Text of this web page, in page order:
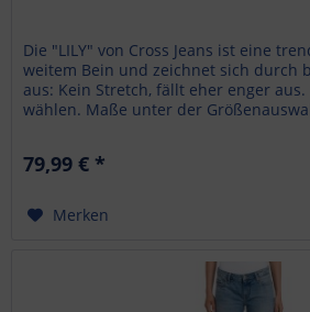
Die "LILY" von Cross Jeans ist eine
weitem Bein und zeichnet sich durch
aus: Kein Stretch, fällt eher enger
wählen. Maße unter der
79,99 € *
Merken